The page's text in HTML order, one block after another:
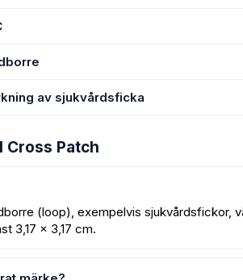
av sjukvårdsficka
Cross Patch
(loop), exempelvis sjukvårdsfickor,
3,17 × 3,17 cm.